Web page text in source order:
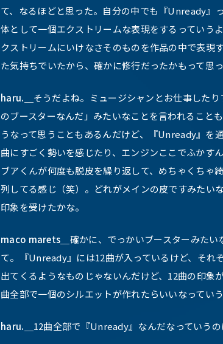
て、なるほどと思った。自分の中でも『Unready』
体として一個エクストリームな表現をするっていう
クストリームにいけなさそのものを作品の中で表現
た気持ちでいたから、確かに修行だったかもって思っ
haru.＿ そうだよね。ミュージシャンとお仕事した
のブースターなんだ」みたいなことを言われること
うなって思うこともあるんだけど、『Unready』を
曲にすごく勢いを感じたり、エンジンここでふかす
ブアくんが何度も脱皮を繰り返して、めちゃくちゃ
列してる感じ（笑）。どれがメインの皮ですみたい
印象を受けたかな。
maco marets＿ 確かに、でっかいブースターみた
て。『Unready』には12曲が入っているけど、それ
出てくるようなものじゃないんだけど、12曲の印象
曲全部で一個のシルエットが作れたらいいなっていう
haru.＿ 12曲全部で『Unready』なんだなっていうの